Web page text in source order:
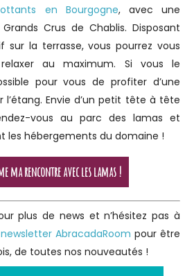
en Bourgogne, avec une
Crus de Chablis. Disposant
sur la terrasse, vous pourrez vous
au maximum. Si vous le
pour vous de profiter d’une
l’étang. Envie d’un petit tête à tête
vous au parc des lamas et
les hébergements du domaine !
ma rencontre avec les lamas !
plus de news et n’hésitez pas à
newsletter AbracadaRoom pour être
de toutes nos nouveautés !